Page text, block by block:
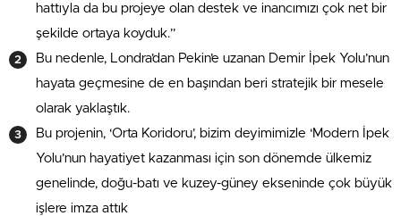
hattıyla da bu projeye olan destek ve inancımızı çok net bir
şekilde ortaya koyduk.”
Bu nedenle, Londra’dan Pekin’e uzanan Demir İpek Yolu’nun
hayata geçmesine de en başından beri stratejik bir mesele
olarak yaklaştık.
Bu projenin, ‘Orta Koridoru’, bizim deyimimizle ‘Modern İpek
Yolu’nun hayatiyet kazanması için son dönemde ülkemiz
genelinde, doğu-batı ve kuzey-güney ekseninde çok büyük
işlere imza attık